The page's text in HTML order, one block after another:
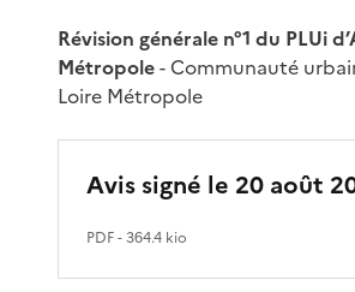
Révision générale n°1 du PLUi
Métropole- Communauté
Loire Métropole
Avis signé le 20 août
PDF- 364.4 kio